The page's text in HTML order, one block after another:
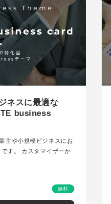
ネスに最適な
business
す。 カスタマイザーか
無料